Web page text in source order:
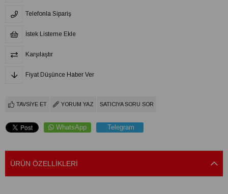
Telefonla Sipariş
İstek Listeme Ekle
Karşılaştır
Fiyat Düşünce Haber Ver
TAVSIYE ET YORUM YAZ SATICIYA SORU SOR
WhatsApp Telegram
ÜRÜN ÖZELLIKLERI